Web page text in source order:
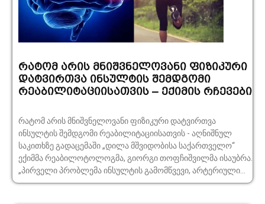
რატომ არის მნიშვნელოვანი ფიზიკური
დატვირთვა ინსულტის შემდგომი
რეაბილიტაციისათვის – ექიმის რჩევები
რატომ არის მნიშვნელოვანი ფიზიკური დატვირთვა
ინსულტის შემდგომი რეაბილიტაციისათვის - აღნიშნულ
საკითხზე გადაცემაში „დილა მშვიდობისა საქართველო“
ექიმმა რეაბილოტოლოგმა, გიორგი თოფჩიშვილმა ისაუბრა.
„პირველი პრობლემა ინსულტის გამომწვევი, არტერიული...